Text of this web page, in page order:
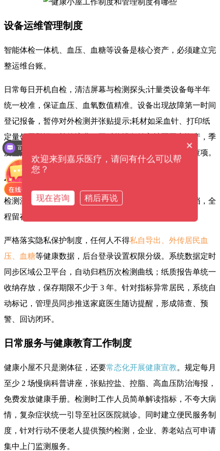
设备运维管理制度
智能体检一体机、血压、血糖等设备是核心资产，必须建立完
整运维台账。
日常每日开机自检，清洁屏幕与检测探头;计量类设备每半年
统一校准，保证血压、血氧数值精准。 设备出现故障第一时间
登记报备，暂停对外检测并张贴提示;耗材如采血针、打印纸
定量领用登记，杜绝浪费。
同时将设备纳入社区固定资产，季
度盘点，避免丢失、人为损坏，这也是公卫督导重点检查项。
居民检测与数据信息管理制度
检测流程实行标准化登记，居民刷身份证、人脸自助建档，全
程留存电子记录。
严格落实隐私保护制度，任何人不得私自导出、外传居民血
压、血糖等健康数据，后台登录设置权限分级。系统数据定时
同步区域公卫平台，自动归档历次检测曲线；纸质报告单统一
收纳存放，保存期限不少于 3 年。针对指标异常居民，系统自
动标记，管理员同步推送家庭医生随访提醒，形成筛查、预
警、回访闭环。
日常服务与健康教育工作制度
健康小屋不只是测体征，还要常态化开展健康宣教。规定每月
至少 2 场慢病科普讲座，张贴控盐、控脂、高血压防治海报，
免费发放健康手册。检测时工作人员简单解读指标，不夸大病
情，复杂症状统一引导至社区医院就诊。同时建立便民服务制
度，针对行动不便老人提供预约检测，企业、养老站点可申请
集中上门监测服务。
×
欢迎来到嘉乐医疗，请问有什么可以帮
您？
现在咨询 稍后再说